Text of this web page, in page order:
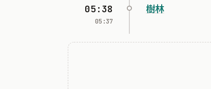
05:38
05:37
樹林